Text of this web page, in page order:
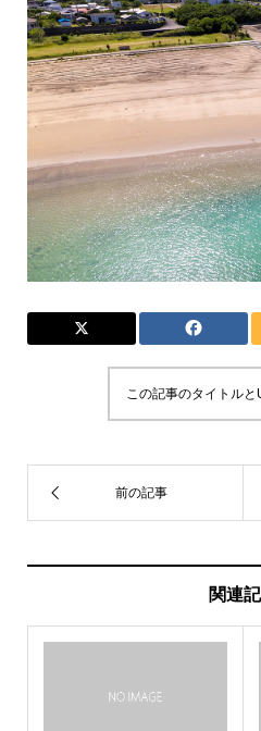
この記事のタイトル
関連